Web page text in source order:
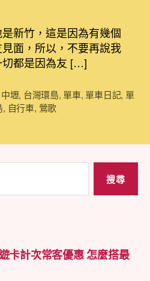
日
記]
單
車
島
中
湖
新竹，這是因為有幾個
面，所以，不要再說我
切都是因為友 […]
中壢, 台灣環島, 單車, 單車日記, 單
, 自行車, 鶯歌
卡計次常客優惠 怎麼搭最